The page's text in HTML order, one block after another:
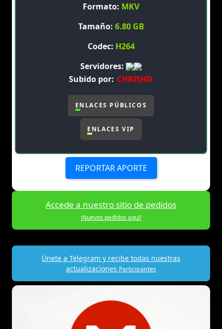
Formato: MKV
Tamaño: 6.80 GB
Codec: H264
Servidores:
Subido por: CHRISHD
ENLACES PÚBLICOS
ENLACES VIP
REPORTAR APORTE
Accede a nuestro sitio de pedidos
¡Nuevos pedidos aquí!
Únete a Telegram y recibe todas nuestras
actualizaciones Participantes